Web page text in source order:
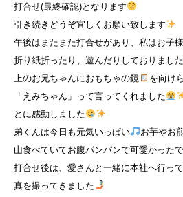
打合せ(最終確認)となります
引き続きどうぞ宜しくお願い致します
午後はまたまた打合せがあり、私はお子
折り紙折ったり、遊んだりしておりました
上のお兄ちゃんにおもちゃの鏡
を向け
「えみちゃん」って言ってくれました
とに感動しました
弟くんは今日も元気いっぱい
お芋やお
山食べていてお腹パンパンで可愛かった
打合せ後は、愛さんと一緒に本社へ行っ
真を撮ってきました